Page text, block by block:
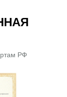
РФ